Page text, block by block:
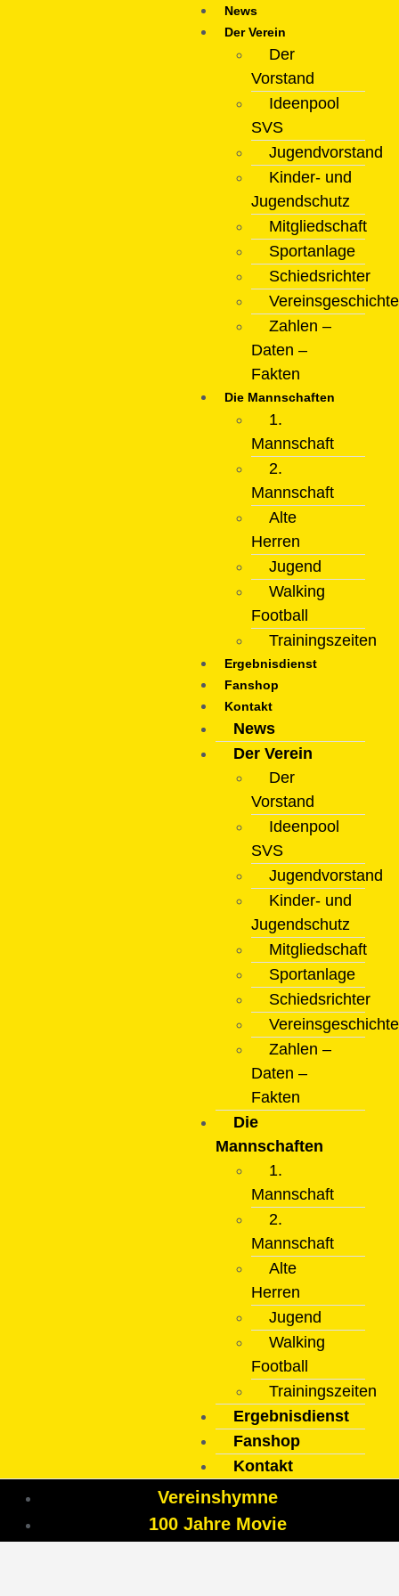
News
Der Verein
Der
Vorstand
Ideenpool
SVS
Jugendvorstand
Kinder- und
Jugendschutz
Mitgliedschaft
Sportanlage
Schiedsrichter
Vereinsgeschichte
Zahlen –
Daten –
Fakten
Die Mannschaften
1.
Mannschaft
2.
Mannschaft
Alte
Herren
Jugend
Walking
Football
Trainingszeiten
Ergebnisdienst
Fanshop
Kontakt
News
Der Verein
Der
Vorstand
Ideenpool
SVS
Jugendvorstand
Kinder- und
Jugendschutz
Mitgliedschaft
Sportanlage
Schiedsrichter
Vereinsgeschichte
Zahlen –
Daten –
Fakten
Die
Mannschaften
1.
Mannschaft
2.
Mannschaft
Alte
Herren
Jugend
Walking
Football
Trainingszeiten
Ergebnisdienst
Fanshop
Kontakt
Vereinshymne
100 Jahre Movie